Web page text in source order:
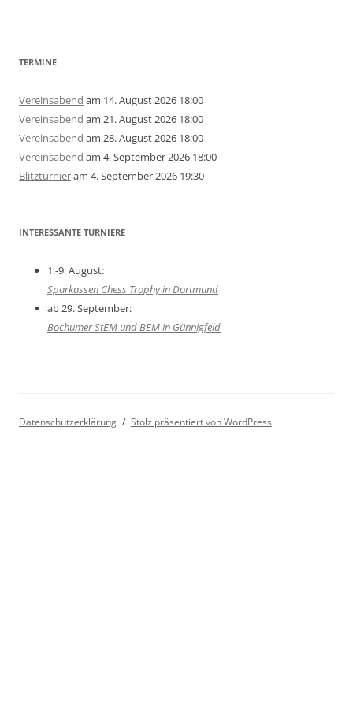
TERMINE
Vereinsabend am 14. August 2026 18:00
Vereinsabend am 21. August 2026 18:00
Vereinsabend am 28. August 2026 18:00
Vereinsabend am 4. September 2026 18:00
Blitzturnieram 4. September 2026 19:30
INTERESSANTE TURNIERE
1.-9. August:
Sparkassen Chess Trophy in Dortmund
ab 29. September:
Bochumer StEM und BEM in Günnigfeld
Datenschutzerklärung Stolz präsentiert von WordPress